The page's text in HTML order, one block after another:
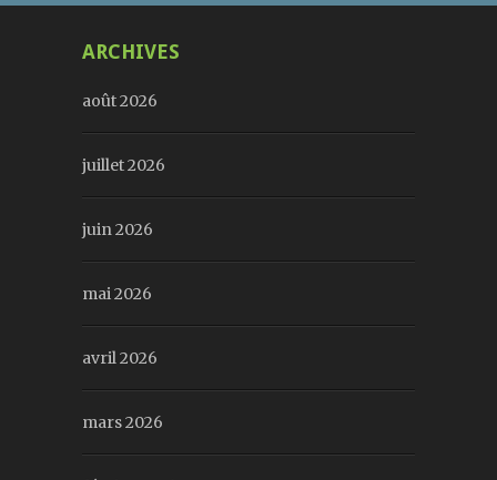
ARCHIVES
août 2026
juillet 2026
juin 2026
mai 2026
avril 2026
mars 2026